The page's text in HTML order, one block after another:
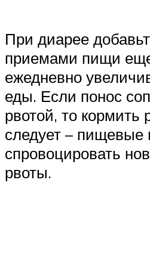
При диарее
приемами пищи
ежедневно
еды. Если понос
рвотой, то кормить
следует – пищевые
спровоцировать
рвоты.